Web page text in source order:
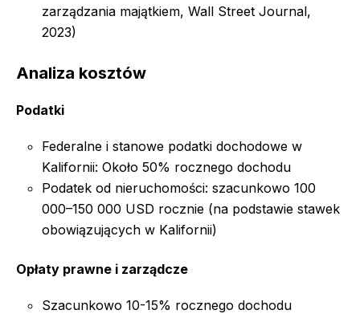
zarządzania majątkiem, Wall Street Journal,
2023)
Analiza kosztów
Podatki
Federalne i stanowe podatki dochodowe w
Kalifornii: Około 50% rocznego dochodu
Podatek od nieruchomości: szacunkowo 100
000–150 000 USD rocznie (na podstawie stawek
obowiązujących w Kalifornii)
Opłaty prawne i zarządcze
Szacunkowo 10-15% rocznego dochodu